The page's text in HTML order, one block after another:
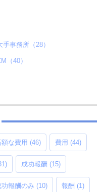
手事務所（28）
（40）
額な費用 (46) 費用 (44)
成功報酬 (15)
功報酬のみ (10) 報酬 (1)